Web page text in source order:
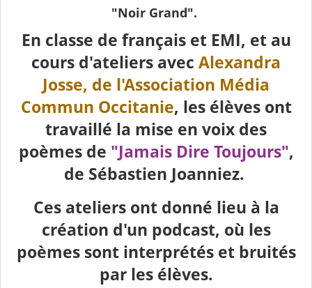
"Noir Grand".
En classe de français et EMI, et au
cours d'ateliers avec Alexandra
Josse, de l'Association Média
Commun Occitanie, les élèves ont
travaillé la mise en voix des
poèmes de "Jamais Dire Toujours",
de Sébastien Joanniez.
Ces ateliers ont donné lieu à la
création d'un podcast, où les
poèmes sont interprétés et bruités
par les élèves.